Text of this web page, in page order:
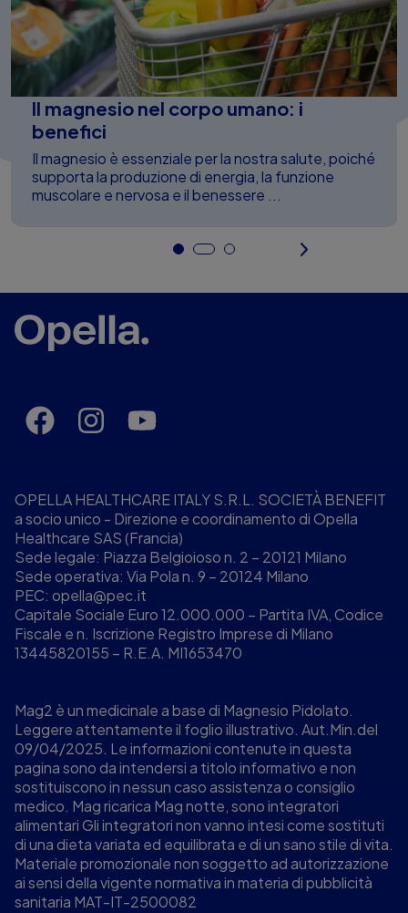
Il magnesio nel corpo umano: i
benefici
Il magnesio è essenziale per la nostra salute, poiché
supporta la produzione di energia, la funzione
muscolare e nervosa e il benessere ...
OPELLA HEALTHCARE ITALY S.R.L. SOCIETÀ BENEFIT
a socio unico - Direzione e coordinamento di Opella
Healthcare SAS (Francia)
Sede legale: Piazza Belgioioso n. 2 – 20121 Milano
Sede operativa: Via Pola n. 9 – 20124 Milano
PEC: opella@pec.it
Capitale Sociale Euro 12.000.000 – Partita IVA, Codice
Fiscale e n. Iscrizione Registro Imprese di Milano
13445820155 – R.E.A. MI1653470
Mag2 è un medicinale a base di Magnesio Pidolato.
Leggere attentamente il foglio illustrativo. Aut.Min.del
09/04/2025. Le informazioni contenute in questa
pagina sono da intendersi a titolo informativo e non
sostituiscono in nessun caso assistenza o consiglio
medico. Mag ricarica Mag notte, sono integratori
alimentari Gli integratori non vanno intesi come sostituti
di una dieta variata ed equilibrata e di un sano stile di vita.
Materiale promozionale non soggetto ad autorizzazione
ai sensi della vigente normativa in materia di pubblicità
sanitaria MAT-IT-2500082